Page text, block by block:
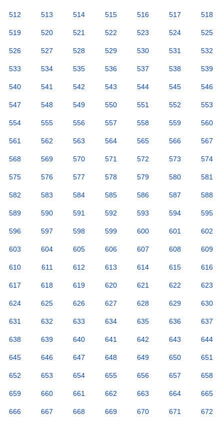
512 513 514 515 516 517 518
519 520 521 522 523 524 525
526 527 528 529 530 531 532
533 534 535 536 537 538 539
540 541 542 543 544 545 546
547 548 549 550 551 552 553
554 555 556 557 558 559 560
561 562 563 564 565 566 567
568 569 570 571 572 573 574
575 576 577 578 579 580 581
582 583 584 585 586 587 588
589 590 591 592 593 594 595
596 597 598 599 600 601 602
603 604 605 606 607 608 609
610 611 612 613 614 615 616
617 618 619 620 621 622 623
624 625 626 627 628 629 630
631 632 633 634 635 636 637
638 639 640 641 642 643 644
645 646 647 648 649 650 651
652 653 654 655 656 657 658
659 660 661 662 663 664 665
666 667 668 669 670 671 672